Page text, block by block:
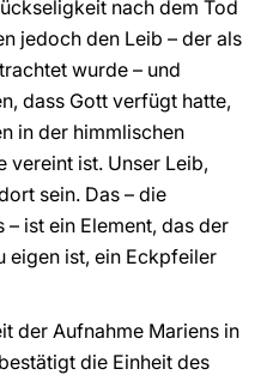
nach dem Tod
jedoch den Leib – der als
wurde – und
dass Gott verfügt hatte,
in der himmlischen
vereint ist. Unser Leib,
sein. Das – die
ist ein Element, das der
eigen ist, ein Eckpfeiler
der Aufnahme Mariens in
die Einheit des